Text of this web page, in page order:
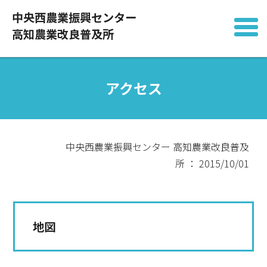
中央西農業振興センター
高知農業改良普及所
アクセス
中央西農業振興センター 高知農業改良普及
所 ： 2015/10/01
地図